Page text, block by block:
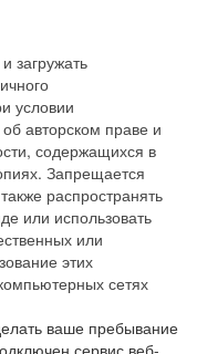
загружать
условии
авторском праве и
содержащихся в
Запрещается
распространять
или использовать
или
этих
сетях
ваше пребывание
сервис веб-